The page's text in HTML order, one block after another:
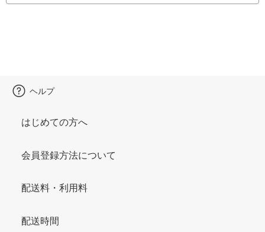
ヘルプ
はじめての方へ
会員登録方法について
配送料・利用料
配送時間